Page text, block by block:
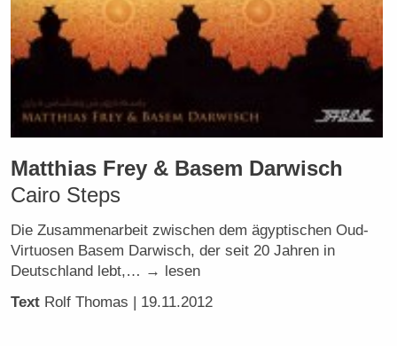
Matthias Frey & Basem Darwisch
Cairo Steps
Die Zusammenarbeit zwischen dem ägyptischen Oud-
Virtuosen Basem Darwisch, der seit 20 Jahren in
Deutschland lebt,… → lesen
Text Rolf Thomas | 19.11.2012